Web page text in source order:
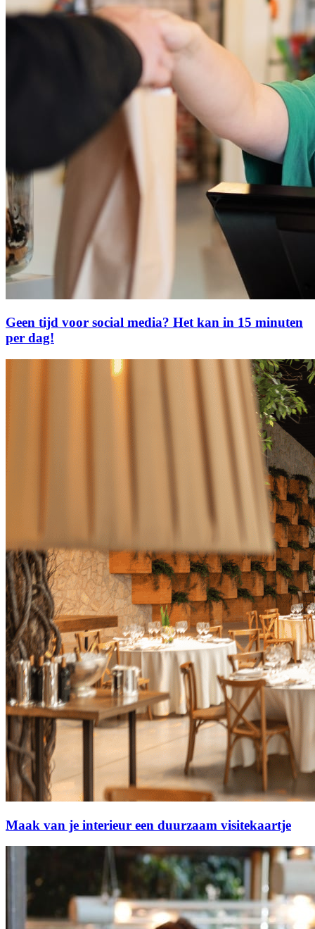
Geen tijd voor social media? Het kan in 15 minuten
per dag!
Maak van je interieur een duurzaam visitekaartje